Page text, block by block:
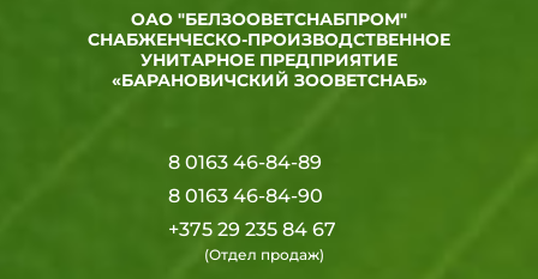
ОАО "БЕЛЗООВЕТСНАБПРОМ"
СНАБЖЕНЧЕСКО-ПРОИЗВОДСТВЕННОЕ
УНИТАРНОЕ ПРЕДПРИЯТИЕ
«БАРАНОВИЧСКИЙ ЗООВЕТСНАБ»
8 0163 46-84-89
8 0163 46-84-90
+375 29 235 84 67
(Отдел продаж)